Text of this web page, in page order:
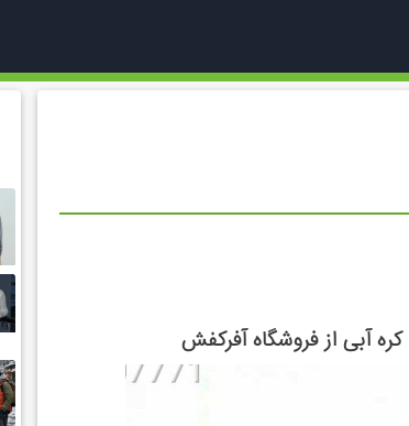
آبی از فروشگاه آفرکفش